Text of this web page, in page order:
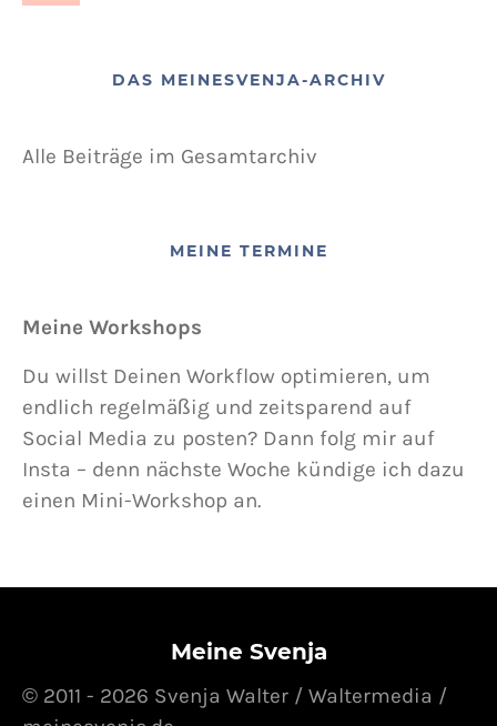
DAS MEINESVENJA-ARCHIV
Alle Beiträge im Gesamtarchiv
MEINE TERMINE
Meine Workshops
Du willst Deinen Workflow optimieren, um
endlich regelmäßig und zeitsparend auf
Social Media zu posten? Dann folg mir auf
Insta – denn nächste Woche kündige ich dazu
einen Mini-Workshop an.
Meine Svenja
© 2011 - 2026 Svenja Walter / Waltermedia /